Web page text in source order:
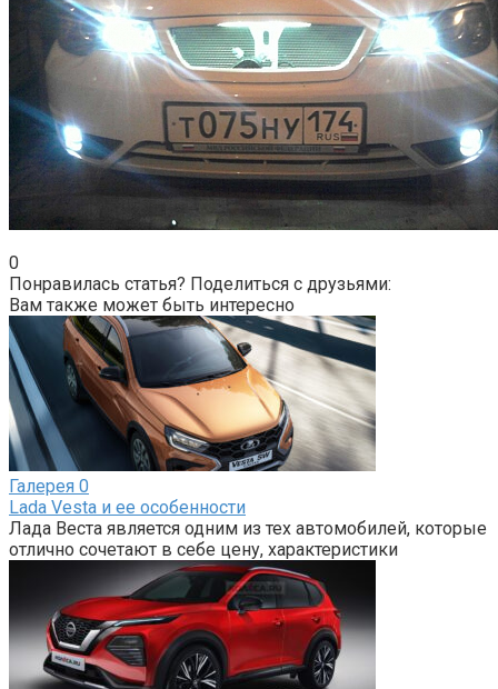
0
Понравилась статья? Поделиться с друзьями:
Вам также может быть интересно
Галерея 0
Lada Vesta и ее особенности
Лада Веста является одним из тех автомобилей, которые
отлично сочетают в себе цену, характеристики